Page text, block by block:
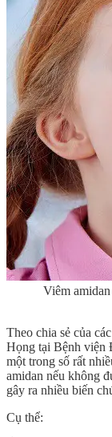
Viêm
Theo chia sẻ của các
Họng tại Bệnh viện
một trong số rất
amidan nếu không
gây ra nhiều biến
Cụ thể: